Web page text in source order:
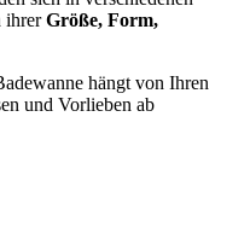
ihrerGröße, Form,
hängt von Ihren
und Vorlieben ab